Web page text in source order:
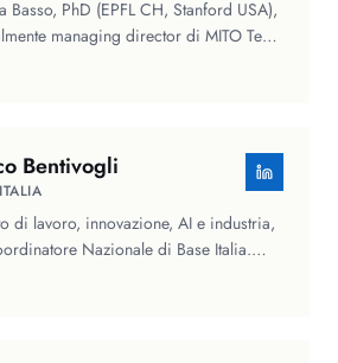
Basso, PhD (EPFL CH, Stanford USA),
managing director di MITO Tech
Bentivogli
di lavoro, innovazione, AI e industria,
Nazionale di Base Italia.